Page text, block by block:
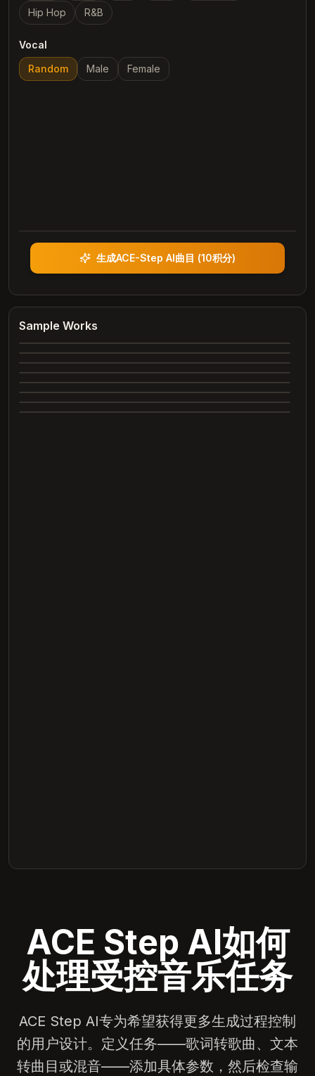
Hip Hop
R&B
Vocal
Random
Male Female
生成ACE-Step AI曲目 (10积分)
Sample Works
Heartbreak Souvenirs
4:12
Complete
3:42
Complete
Summer Dreams
3:28
Complete
Neon Nights
4:05
Complete
Echoes of Yesterday
4:00
Complete
Dance All Night
3:24
Complete
Whispering Trees
2:26
Marry Me
2:31
ACE Step AI如何
处理受控音乐任务
ACE Step AI专为希望获得更多生成过程控制
的用户设计。定义任务——歌词转歌曲、文本
转曲目或混音——添加具体参数，然后检查输